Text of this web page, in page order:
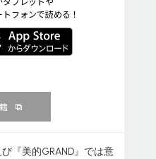
トフォンで読める！
『美的GRAND』では意